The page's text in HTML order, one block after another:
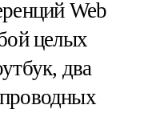
Web
целых
два